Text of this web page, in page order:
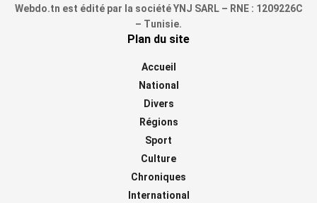
Webdo.tn est édité par la société YNJ SARL – RNE : 1209226C
– Tunisie.
Plan du site
Accueil
National
Divers
Régions
Sport
Culture
Chroniques
International